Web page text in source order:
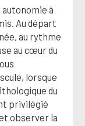
à
Au départ
au rythme
au cœur du
lorsque
du
privilégié
observer la